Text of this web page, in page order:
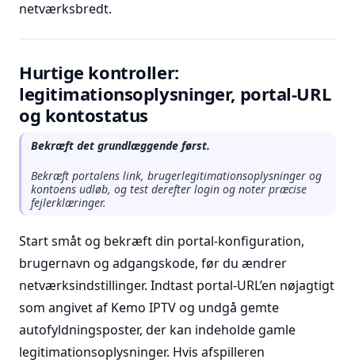
netværksbredt.
Hurtige kontroller:
legitimationsoplysninger, portal-URL
og kontostatus
Bekræft det grundlæggende først.
Bekræft portalens link, brugerlegitimationsoplysninger og
kontoens udløb, og test derefter login og noter præcise
fejlerklæringer.
Start småt og bekræft din portal-konfiguration,
brugernavn og adgangskode, før du ændrer
netværksindstillinger. Indtast portal-URL’en nøjagtigt
som angivet af Kemo IPTV og undgå gemte
autofyldningsposter, der kan indeholde gamle
legitimationsoplysninger. Hvis afspilleren